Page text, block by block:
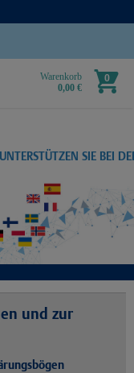
Warenkorb
0,00 €
0
SIE BEI
und zur